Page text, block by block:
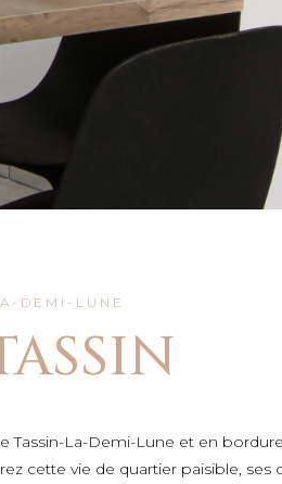
DEMI-LUNE
Tassin-La-Demi-Lune et en
cette vie de quartier paisible,